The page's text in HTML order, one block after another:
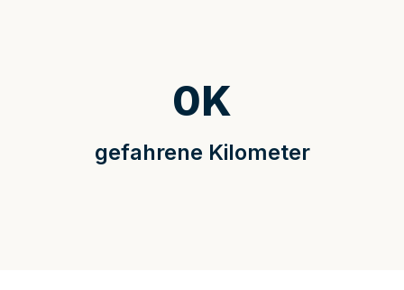
gefahrene Kilometer
0K